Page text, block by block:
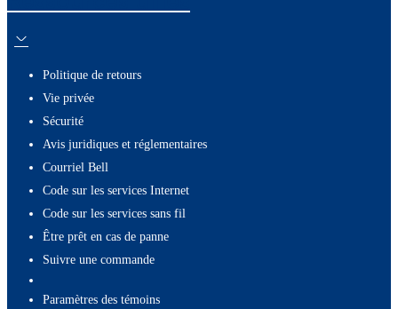
Politique de retours
Vie privée
Sécurité
Avis juridiques et réglementaires
Courriel Bell
Code sur les services Internet
Code sur les services sans fil
Être prêt en cas de panne
Suivre une commande
paramètres des témoins